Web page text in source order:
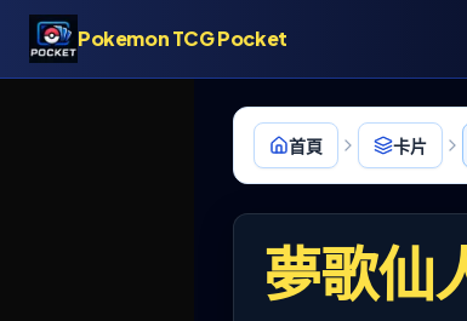
Pokemon TCG Pocket
首頁 卡片
夢歌仙